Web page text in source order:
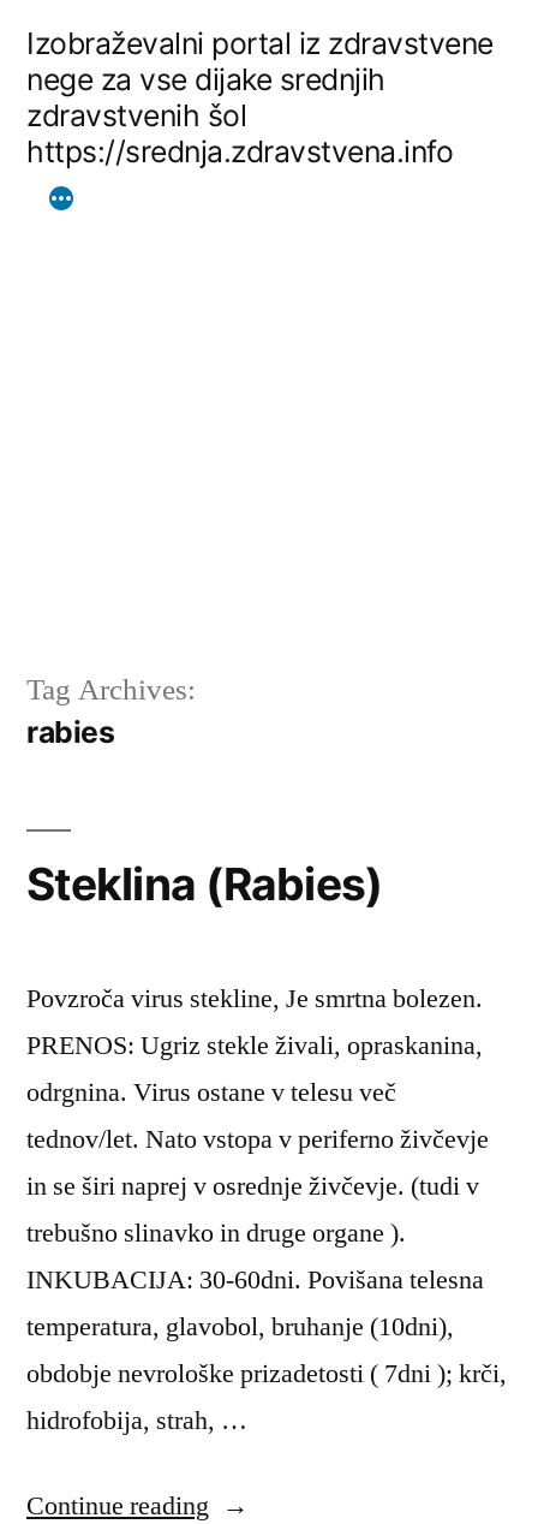
content
Izobraževalni portal iz zdravstvene
nege za vse dijake srednjih
zdravstvenih šol
https://srednja.zdravstvena.info
Tag Archives:
rabies
Steklina (Rabies)
Povzroča virus stekline, Je smrtna bolezen.
PRENOS: Ugriz stekle živali, opraskanina,
odrgnina. Virus ostane v telesu več
tednov/let. Nato vstopa v periferno živčevje
in se širi naprej v osrednje živčevje. (tudi v
trebušno slinavko in druge organe ).
INKUBACIJA: 30-60dni. Povišana telesna
temperatura, glavobol, bruhanje (10dni),
obdobje nevrološke prizadetosti ( 7dni ); krči,
hidrofobija, strah, …
Continue reading “Steklina